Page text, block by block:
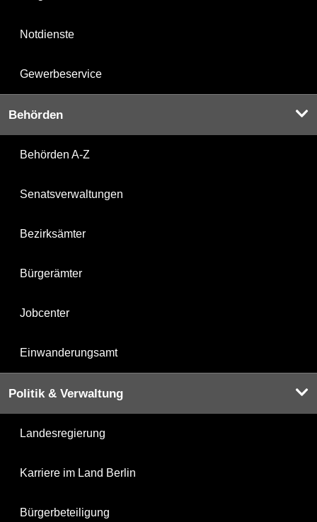
Notdienste
Gewerbeservice
Behörden
Behörden A-Z
Senatsverwaltungen
Bezirksämter
Bürgerämter
Jobcenter
Einwanderungsamt
Politik & Verwaltung
Landesregierung
Karriere im Land Berlin
Bürgerbeteiligung